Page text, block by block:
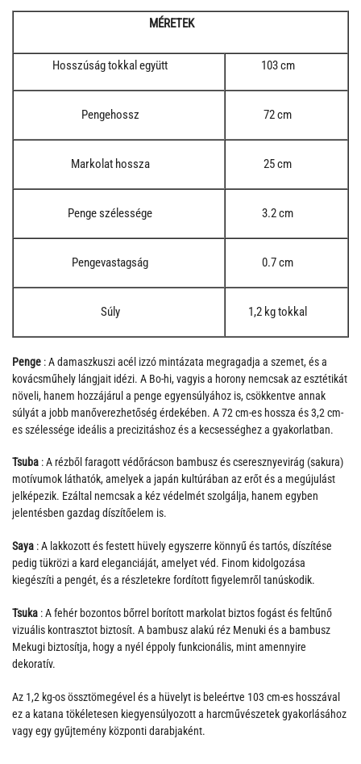
MÉRETEK
Hosszúság tokkal együtt 103 cm
Pengehossz 72 cm
Markolat hossza 25 cm
Penge szélessége 3.2 cm
Pengevastagság 0.7 cm
Súly 1,2 kg tokkal
Penge : A damaszkuszi acél izzó mintázata megragadja a szemet, és a
kovácsműhely lángjait idézi. A Bo-hi, vagyis a horony nemcsak az esztétikát
növeli, hanem hozzájárul a penge egyensúlyához is, csökkentve annak
súlyát a jobb manőverezhetőség érdekében. A 72 cm-es hossza és 3,2 cm-
es szélessége ideális a precizitáshoz és a kecsességhez a gyakorlatban.
Tsuba : A rézből faragott védőrácson bambusz és cseresznyevirág (sakura)
motívumok láthatók, amelyek a japán kultúrában az erőt és a megújulást
jelképezik. Ezáltal nemcsak a kéz védelmét szolgálja, hanem egyben
jelentésben gazdag díszítőelem is.
Saya : A lakkozott és festett hüvely egyszerre könnyű és tartós, díszítése
pedig tükrözi a kard eleganciáját, amelyet véd. Finom kidolgozása
kiegészíti a pengét, és a részletekre fordított figyelemről tanúskodik.
Tsuka : A fehér bozontos bőrrel borított markolat biztos fogást és feltűnő
vizuális kontrasztot biztosít. A bambusz alakú réz Menuki és a bambusz
Mekugi biztosítja, hogy a nyél éppoly funkcionális, mint amennyire
dekoratív.
Az 1,2 kg-os össztömegével és a hüvelyt is beleértve 103 cm-es hosszával
ez a katana tökéletesen kiegyensúlyozott a harcművészetek gyakorlásához
vagy egy gyűjtemény központi darabjaként.